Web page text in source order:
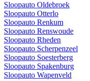
Sloopauto Oldebroek
Sloopauto Otterlo
Sloopauto Renkum
Sloopauto Renswoude
Sloopauto Rheden
Sloopauto Scherpenzeel
Sloopauto Soesterberg
Sloopauto Spakenburg
Sloopauto Wapenveld